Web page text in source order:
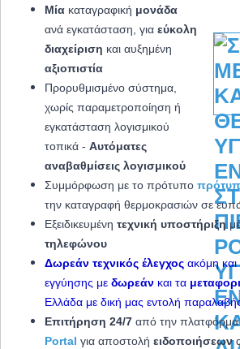
Μία καταγραφική μονάδα
ανά εγκατάσταση, για εύκολη
διαχείριση και αυξημένη
αξιοπιστία
Προρυθμισμένο σύστημα,
χωρίς παραμετροποίηση ή
εγκατάσταση λογισμικού
τοπικά - Αυτόματες
αναβαθμίσεις λογισμικού
Συμμόρφωση με το πρότυπο
την καταγραφή θερμοκρασιών σε
Εξειδικευμένη τεχνική υποστήριξη
τηλεφώνου
Δωρεάν τεχνικός έλεγχος ακόμη και
εγγύησης με δωρεάν και τα
Ελλάδα με δική μας εντολή
Επιτήρηση 24/7 από την πλατφόρμα
Portal για αποστολή ειδοποιήσεων